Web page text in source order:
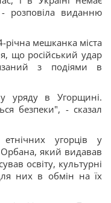
розповіла виданню
мешканка міста
що російський удар
з подіями в
уряду в Угорщині.
безпеки", - сказал
угорців у
Орбана, який видавав
освіту, культурні
них в обмін на їх